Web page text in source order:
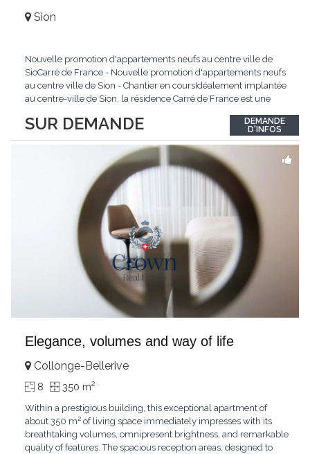
SUR DEMANDE
Sion
Nouvelle promotion d'appartements neufs au centre ville de
SioCarré de France - Nouvelle promotion d'appartements neufs
au centre ville de Sion - Chantier en coursIdéalement implantée
au centre-ville de Sion, la résidence Carré de France est une
contemporaine, qualité de vie et emplacement privilégié.Ce
projet d'envergure comprend 38...
DEMANDE
D'INFOS
Elegance, volumes and way of life
Collonge-Bellerive
8 350 m2
Within a prestigious building, this exceptional apartment of
about 350 m² of living space immediately impresses with its
breathtaking volumes, omnipresent brightness, and remarkable
quality of features. The spacious reception areas, designed to